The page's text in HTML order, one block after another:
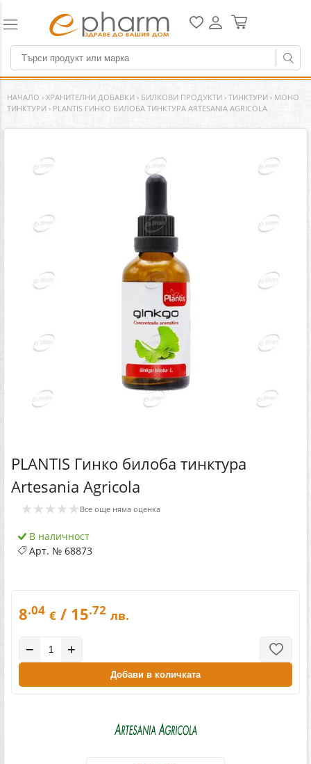
НАЧАЛО › ХРАНИТЕЛНИ ДОБАВКИ › БИЛКОВИ ПРОДУКТИ › ТИНКТУРИ › МОНО
ТИНКТУРИ › PLANTIS ГИНКО БИЛОБА ТИНКТУРА ARTESANIA AGRICOLA
PLANTIS Гинко билоба тинктура
Artesania Agricola
★★★★★ Все още няма оценка
В наличност
Арт. № 68873
8.04 € / 15.72 лв.
− +
Добави в количката